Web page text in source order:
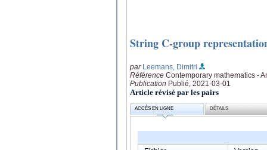
String C-group
par Leemans, Dimitri
Référence Contemporary mathematics -
Publication Publié, 2021-03-01
Article révisé par les pairs
ACCÈS EN LIGNE DÉTAILS